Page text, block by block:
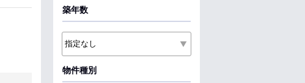
築年数
物件種別